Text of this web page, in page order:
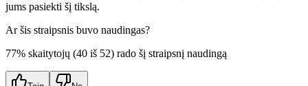
jums pasiekti šį tikslą.
Ar šis straipsnis buvo naudingas?
77% skaitytojų (40 iš 52) rado šį straipsnį naudingą